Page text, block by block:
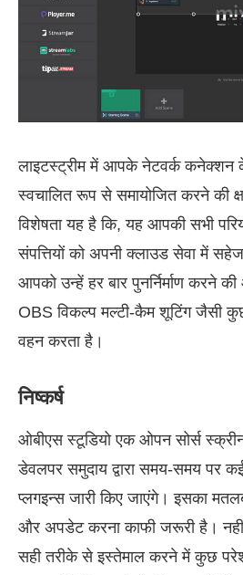
लाइटस्ट्रीम में आपके नेटवर्क कनेक्शन
स्वचालित रूप से समायोजित करने की
विशेषता यह है कि, यह आपकी सभी
संपत्तियों को अपनी क्लाउड सेवा में
आपको उन्हें हर बार पुनर्निर्माण करने
OBS विकल्प मल्टी-कैम शूटिंग जैसी
वहन करता है।
निष्कर्ष
ओबीएस स्टूडियो एक ओपन सोर्स स्क्रीन
डेवलपर समुदाय द्वारा समय-समय पर
प्लगइन्स जारी किए जाएंगे। इसका
और अपडेट करना काफी जरूरी है।
सही तरीके से इस्तेमाल करने में कुछ